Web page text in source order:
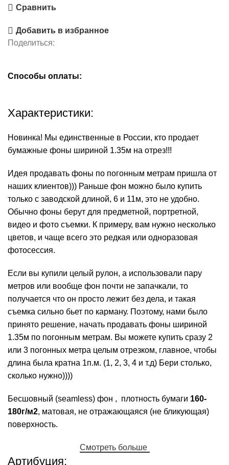
Сравнить
Добавить в избранное
Поделиться:
Способы оплаты:
Характеристики:
Новинка! Мы единственные в России, кто продает
бумажные фоны шириной 1.35м на отрез!!!
Идея продавать фоны по погонным метрам пришла от
наших клиентов))) Раньше фон можно было купить
только с заводской длиной, 6 и 11м, это не удобно.
Обычно фоны берут для предметной, портретной,
видео и фото съемки. К примеру, вам нужно несколько
цветов, и чаще всего это редкая или одноразовая
фотосессия.
Если вы купили целый рулон, а использовали пару
метров или вообще фон почти не запачкали, то
получается что он просто лежит без дела, и такая
съемка сильно бьет по карману. Поэтому, нами было
принято решение, начать продавать фоны шириной
1.35м по погонным метрам. Вы можете купить сразу 2
или 3 погонных метра целым отрезком, главное, чтобы
длина была кратна 1п.м. (1, 2, 3, 4 и т.д) Бери столько,
сколько нужно))))
Бесшовный (seamless) фон , плотность бумаги 160-
180г/м2, матовая, не отражающаяся (не бликующая)
поверхность.
Смотреть больше
Артибуция: